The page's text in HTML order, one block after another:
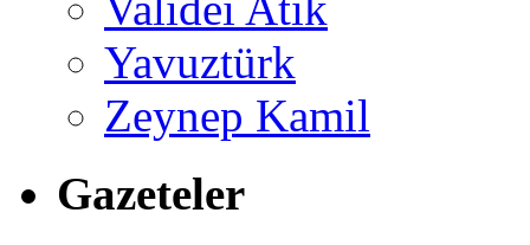
Yavuztürk
Zeynep Kamil
Gazeteler